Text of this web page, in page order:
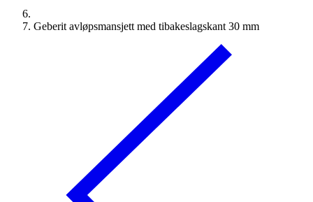
Geberit avløpsmansjett med tibakeslagskant 30 mm